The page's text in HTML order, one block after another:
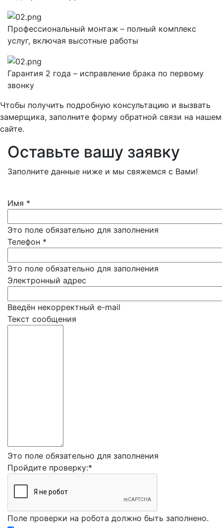
Профессиональный монтаж – полный комплекс
услуг, включая высотные работы
Гарантия 2 года – исправление брака по первому
звонку
Чтобы получить подробную консультацию и вызвать
замерщика, заполните форму обратной связи на нашем
сайте.
Оставьте вашу заявку
Заполните данные ниже и мы свяжемся с Вами!
Имя *
Это поле обязательно для заполнения
Телефон *
Это поле обязательно для заполнения
Электронный адрес
Введён некорректный e-mail
Текст сообщения
Это поле обязательно для заполнения
Пройдите проверку:*
Поле проверки на робота должно быть заполнено.